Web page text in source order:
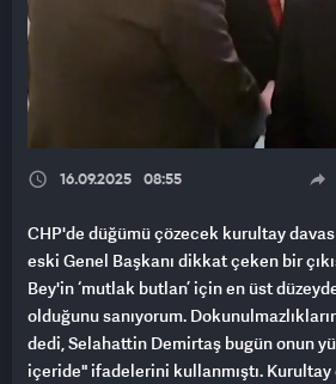
16.09.2025 08:55
CHP'de düğümü çözecek kurultay
eski Genel Başkanı dikkat çeken bir
Bey'in ‘mutlak butlan’ için en üst
olduğunu sanıyorum.
dedi, Selahattin Demirtaş bugün onun
içeride" ifadelerini kullanmıştı. Kurultay